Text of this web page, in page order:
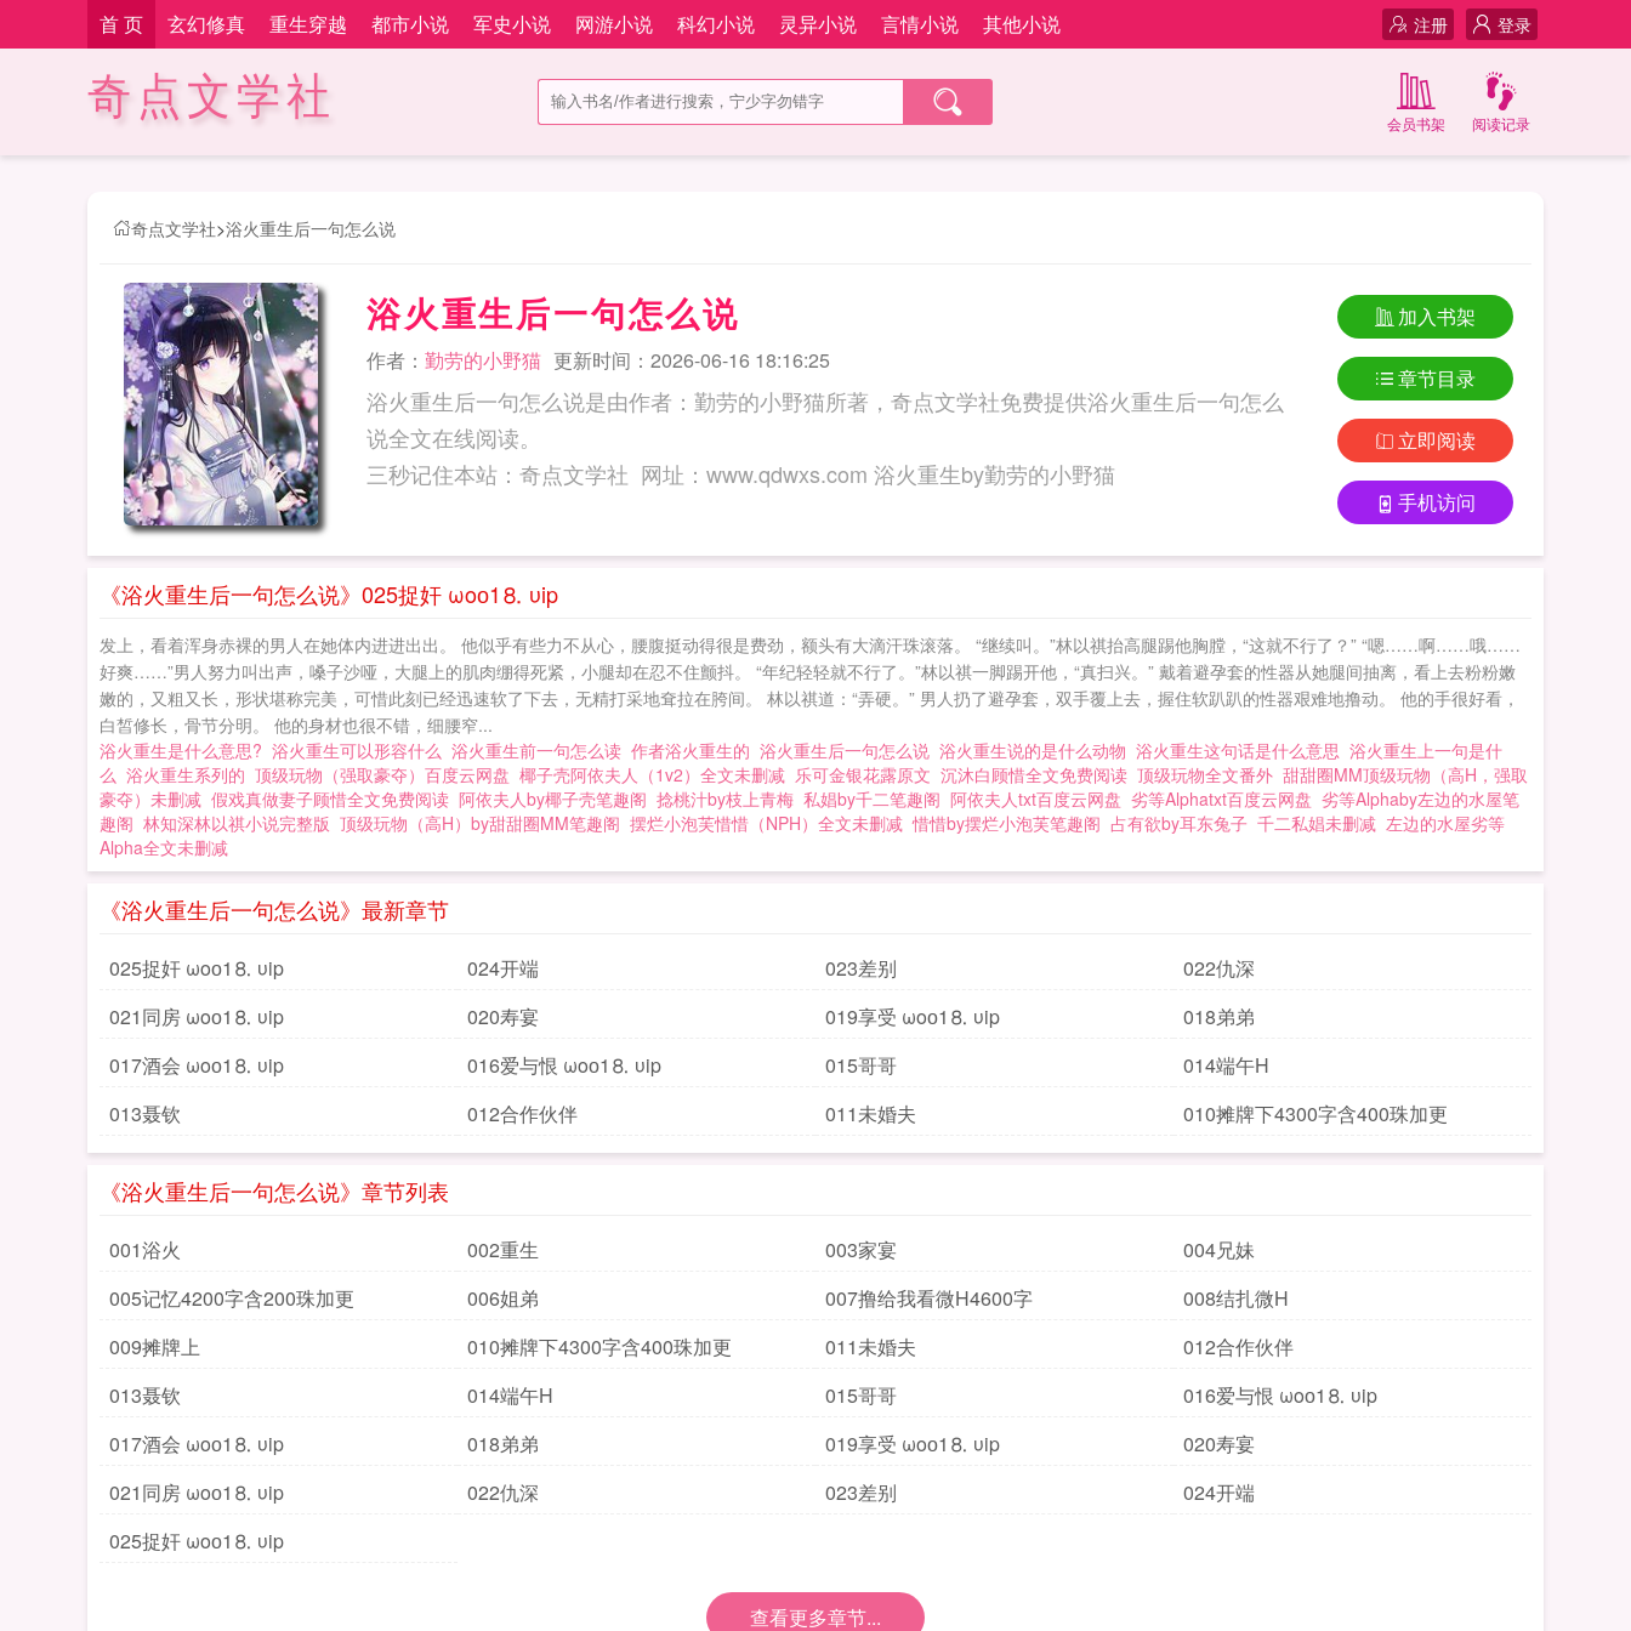
首 页 玄幻修真 重生穿越 都市小说 军史小说 网游小说 科幻小说 灵异小说 言情小说 其他小说 登录
注册
奇点文学社 阅读记录
会员书架
奇点文学社>浴火重生后一句怎么说
浴火重生后一句怎么说
作者： 勤劳的小野猫 更新时间：2026-06-16 18:16:25
浴火重生后一句怎么说是由作者：勤劳的小野猫所著，奇点文学社免费提供浴火重生后一句怎么
说全文在线阅读。
三秒记住本站：奇点文学社 网址：www.qdwxs.com 浴火重生by勤劳的小野猫
加入书架
章节目录
立即阅读
手机访问
《浴火重生后一句怎么说》025捉奸 ωoо1⒏ υip
发上，看着浑身赤裸的男人在她体内进进出出。 他似乎有些力不从心，腰腹挺动得很是费劲，额头有大滴汗珠滚落。 “继续叫。”林以祺抬高腿踢他胸膛，“这就不行了？” “嗯……啊……哦……
好爽……”男人努力叫出声，嗓子沙哑，大腿上的肌肉绷得死紧，小腿却在忍不住颤抖。 “年纪轻轻就不行了。”林以祺一脚踢开他，“真扫兴。” 戴着避孕套的性器从她腿间抽离，看上去粉粉嫩
嫩的，又粗又长，形状堪称完美，可惜此刻已经迅速软了下去，无精打采地耷拉在胯间。 林以祺道：“弄硬。” 男人扔了避孕套，双手覆上去，握住软趴趴的性器艰难地撸动。 他的手很好看，
白皙修长，骨节分明。 他的身材也很不错，细腰窄...
浴火重生是什么意思? 浴火重生可以形容什么 浴火重生前一句怎么读 作者浴火重生的 浴火重生后一句怎么说 浴火重生说的是什么动物 浴火重生这句话是什么意思 浴火重生上一句是什
么 浴火重生系列的 顶级玩物（强取豪夺）百度云网盘 椰子壳阿依夫人（1v2）全文未删减 乐可金银花露原文 沉沐白顾惜全文免费阅读 顶级玩物全文番外 甜甜圈MM顶级玩物（高H，强取
豪夺）未删减 假戏真做妻子顾惜全文免费阅读 阿依夫人by椰子壳笔趣阁 捻桃汁by枝上青梅 私娼by千二笔趣阁 阿依夫人txt百度云网盘 劣等Alphatxt百度云网盘 劣等Alphaby左边的水屋笔
趣阁 林知深林以祺小说完整版 顶级玩物（高H）by甜甜圈MM笔趣阁 摆烂小泡芙惜惜（NPH）全文未删减 惜惜by摆烂小泡芙笔趣阁 占有欲by耳东兔子 千二私娼未删减 左边的水屋劣等
Alpha全文未删减
《浴火重生后一句怎么说》最新章节
025捉奸 ωoо1⒏ υip 024开端 023差别
022仇深
021同房 ωoо1⒏ υip
020寿宴 019享受 ωoо1⒏ υip
018弟弟
017酒会 ωoо1⒏ υip
016爱与恨 ωoо1⒏ υip 015哥哥
014端午H
013聂钦
012合作伙伴 011未婚夫 010摊牌下4300字含400珠加更
《浴火重生后一句怎么说》章节列表
001浴火 002重生 003家宴
004兄妹
005记忆4200字含200珠加更
006姐弟 007撸给我看微H4600字
008结扎微H
009摊牌上
010摊牌下4300字含400珠加更 011未婚夫
012合作伙伴
013聂钦
014端午H 015哥哥
016爱与恨 ωoо1⒏ υip
017酒会 ωoо1⒏ υip
018弟弟 019享受 ωoо1⒏ υip
020寿宴
021同房 ωoо1⒏ υip
022仇深 023差别
024开端
025捉奸 ωoо1⒏ υip
查看更多章节...